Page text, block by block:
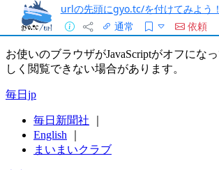
urlの先頭にgyo.tc/を付けてみよう！
通常
依頼